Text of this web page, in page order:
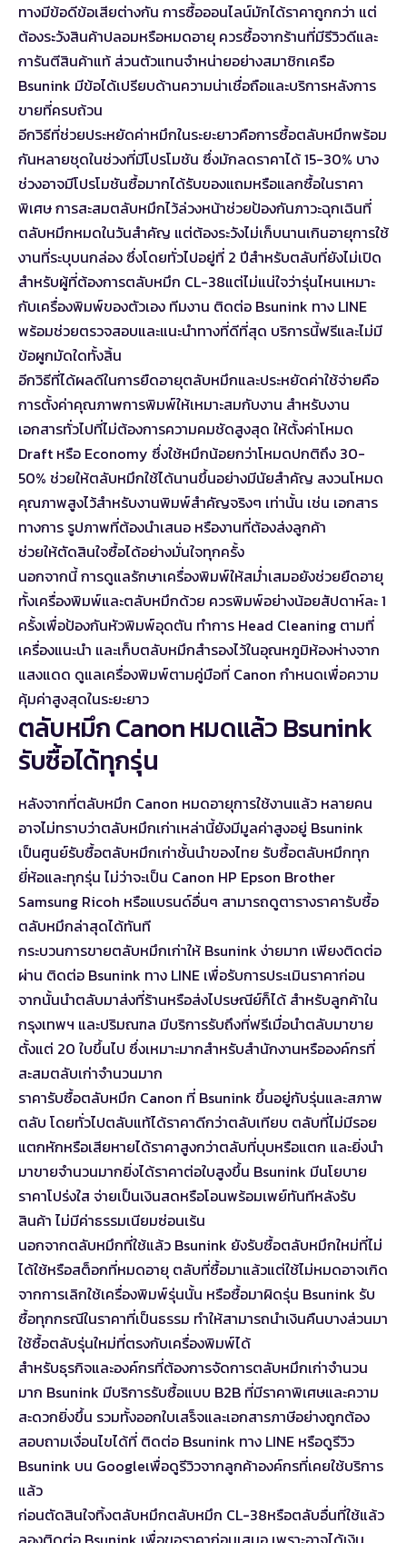
ทางมีข้อดีข้อเสียต่างกัน การซื้อออนไลน์มักได้ราคาถูกกว่า แต่
ต้องระวังสินค้าปลอมหรือหมดอายุ ควรซื้อจากร้านที่มีรีวิวดีและ
การันตีสินค้าแท้ ส่วนตัวแทนจำหน่ายอย่างสมาชิกเครือ
Bsunink มีข้อได้เปรียบด้านความน่าเชื่อถือและบริการหลังการ
ขายที่ครบถ้วน
อีกวิธีที่ช่วยประหยัดค่าหมึกในระยะยาวคือการซื้อตลับหมึกพร้อม
กันหลายชุดในช่วงที่มีโปรโมชัน ซึ่งมักลดราคาได้ 15-30% บาง
ช่วงอาจมีโปรโมชันซื้อมากได้รับของแถมหรือแลกซื้อในราคา
พิเศษ การสะสมตลับหมึกไว้ล่วงหน้าช่วยป้องกันภาวะฉุกเฉินที่
ตลับหมึกหมดในวันสำคัญ แต่ต้องระวังไม่เก็บนานเกินอายุการใช้
งานที่ระบุบนกล่อง ซึ่งโดยทั่วไปอยู่ที่ 2 ปีสำหรับตลับที่ยังไม่เปิด
สำหรับผู้ที่ต้องการตลับหมึก CL-38แต่ไม่แน่ใจว่ารุ่นไหนเหมาะ
กับเครื่องพิมพ์ของตัวเอง ทีมงาน ติดต่อ Bsunink ทาง LINE
พร้อมช่วยตรวจสอบและแนะนำทางที่ดีที่สุด บริการนี้ฟรีและไม่มี
ข้อผูกมัดใดทั้งสิ้น
อีกวิธีที่ได้ผลดีในการยืดอายุตลับหมึกและประหยัดค่าใช้จ่ายคือ
การตั้งค่าคุณภาพการพิมพ์ให้เหมาะสมกับงาน สำหรับงาน
เอกสารทั่วไปที่ไม่ต้องการความคมชัดสูงสุด ให้ตั้งค่าโหมด
Draft หรือ Economy ซึ่งใช้หมึกน้อยกว่าโหมดปกติถึง 30-
50% ช่วยให้ตลับหมึกใช้ได้นานขึ้นอย่างมีนัยสำคัญ สงวนโหมด
คุณภาพสูงไว้สำหรับงานพิมพ์สำคัญจริงๆ เท่านั้น เช่น เอกสาร
ทางการ รูปภาพที่ต้องนำเสนอ หรืองานที่ต้องส่งลูกค้า
ช่วยให้ตัดสินใจซื้อได้อย่างมั่นใจทุกครั้ง
นอกจากนี้ การดูแลรักษาเครื่องพิมพ์ให้สม่ำเสมอยังช่วยยืดอายุ
ทั้งเครื่องพิมพ์และตลับหมึกด้วย ควรพิมพ์อย่างน้อยสัปดาห์ละ 1
ครั้งเพื่อป้องกันหัวพิมพ์อุดตัน ทำการ Head Cleaning ตามที่
เครื่องแนะนำ และเก็บตลับหมึกสำรองไว้ในอุณหภูมิห้องห่างจาก
แสงแดด ดูแลเครื่องพิมพ์ตามคู่มือที่ Canon กำหนดเพื่อความ
คุ้มค่าสูงสุดในระยะยาว
ตลับหมึก Canon หมดแล้ว Bsunink
รับซื้อได้ทุกรุ่น
หลังจากที่ตลับหมึก Canon หมดอายุการใช้งานแล้ว หลายคน
อาจไม่ทราบว่าตลับหมึกเก่าเหล่านี้ยังมีมูลค่าสูงอยู่ Bsunink
เป็นศูนย์รับซื้อตลับหมึกเก่าชั้นนำของไทย รับซื้อตลับหมึกทุก
ยี่ห้อและทุกรุ่น ไม่ว่าจะเป็น Canon HP Epson Brother
Samsung Ricoh หรือแบรนด์อื่นๆ สามารถดูตารางราคารับซื้อ
ตลับหมึกล่าสุดได้ทันที
กระบวนการขายตลับหมึกเก่าให้ Bsunink ง่ายมาก เพียงติดต่อ
ผ่าน ติดต่อ Bsunink ทาง LINE เพื่อรับการประเมินราคาก่อน
จากนั้นนำตลับมาส่งที่ร้านหรือส่งไปรษณีย์ก็ได้ สำหรับลูกค้าใน
กรุงเทพฯ และปริมณฑล มีบริการรับถึงที่ฟรีเมื่อนำตลับมาขาย
ตั้งแต่ 20 ใบขึ้นไป ซึ่งเหมาะมากสำหรับสำนักงานหรือองค์กรที่
สะสมตลับเก่าจำนวนมาก
ราคารับซื้อตลับหมึก Canon ที่ Bsunink ขึ้นอยู่กับรุ่นและสภาพ
ตลับ โดยทั่วไปตลับแท้ได้ราคาดีกว่าตลับเทียบ ตลับที่ไม่มีรอย
แตกหักหรือเสียหายได้ราคาสูงกว่าตลับที่บุบหรือแตก และยิ่งนำ
มาขายจำนวนมากยิ่งได้ราคาต่อใบสูงขึ้น Bsunink มีนโยบาย
ราคาโปร่งใส จ่ายเป็นเงินสดหรือโอนพร้อมเพย์ทันทีหลังรับ
สินค้า ไม่มีค่าธรรมเนียมซ่อนเร้น
นอกจากตลับหมึกที่ใช้แล้ว Bsunink ยังรับซื้อตลับหมึกใหม่ที่ไม่
ได้ใช้หรือสต็อกที่หมดอายุ ตลับที่ซื้อมาแล้วแต่ใช้ไม่หมดอาจเกิด
จากการเลิกใช้เครื่องพิมพ์รุ่นนั้น หรือซื้อมาผิดรุ่น Bsunink รับ
ซื้อทุกกรณีในราคาที่เป็นธรรม ทำให้สามารถนำเงินคืนบางส่วนมา
ใช้ซื้อตลับรุ่นใหม่ที่ตรงกับเครื่องพิมพ์ได้
สำหรับธุรกิจและองค์กรที่ต้องการจัดการตลับหมึกเก่าจำนวน
มาก Bsunink มีบริการรับซื้อแบบ B2B ที่มีราคาพิเศษและความ
สะดวกยิ่งขึ้น รวมทั้งออกใบเสร็จและเอกสารภาษีอย่างถูกต้อง
สอบถามเงื่อนไขได้ที่ ติดต่อ Bsunink ทาง LINE หรือดูรีวิว
Bsunink บน Googleเพื่อดูรีวิวจากลูกค้าองค์กรที่เคยใช้บริการ
แล้ว
ก่อนตัดสินใจทิ้งตลับหมึกตลับหมึก CL-38หรือตลับอื่นที่ใช้แล้ว